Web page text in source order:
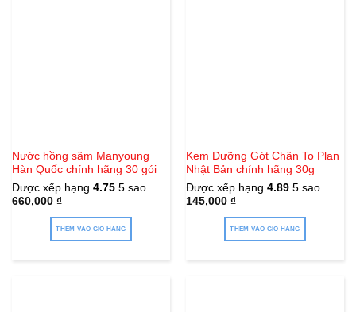
Nước hồng sâm Manyoung
Hàn Quốc chính hãng 30 gói
Được xếp hạng 4.755 sao
660,000 ₫
THÊM VÀO GIỎ HÀNG
Kem Dưỡng Gót Chân To Plan
Nhật Bản chính hãng 30g
Được xếp hạng 4.895 sao
145,000 ₫
THÊM VÀO GIỎ HÀNG